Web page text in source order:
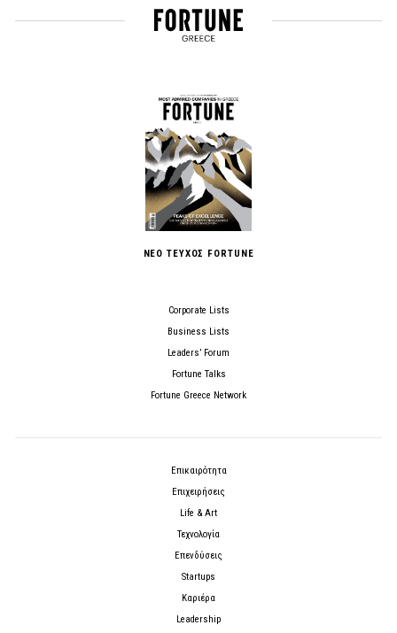
ΝΕΟ ΤΕΥΧΟΣ FORTUNE
Corporate Lists
Business Lists
Leaders’ Forum
Fortune Talks
Fortune Greece Network
Επικαιρότητα
Επιχειρήσεις
Life & Art
Τεχνολογία
Επενδύσεις
Startups
Καριέρα
Leadership